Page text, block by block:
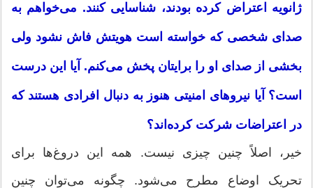
ژانویه اعتراض کرده بودند، شناسایی کنند. می‌خواهم به
صدای شخصی که خواسته است هویتش فاش نشود ولی
بخشی از صدای او را برایتان پخش می‌کنم. آیا این درست
است؟ آیا نیروهای امنیتی هنوز به دنبال افرادی هستند که
در اعتراضات شرکت کرده‌اند؟
خیر، اصلاً چنین چیزی نیست. همه این دروغ‌ها برای
تحریک اوضاع مطرح می‌شود. چگونه می‌توان چنین